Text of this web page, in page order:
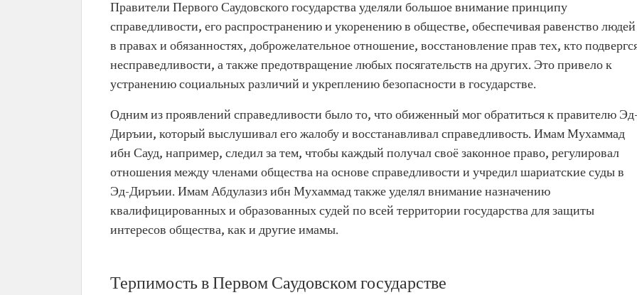
Правители Первого Саудовского государства уделяли большое внимание принципу
справедливости, его распространению и укоренению в обществе, обеспечивая равенство людей
в правах и обязанностях, доброжелательное отношение, восстановление прав тех, кто
несправедливости, а также предотвращение любых посягательств на других. Это привело к
устранению социальных различий и укреплению безопасности в государстве.
Одним из проявлений справедливости было то, что обиженный мог обратиться к правителю
Диръии, который выслушивал его жалобу и восстанавливал справедливость. Имам Мухаммад
ибн Сауд, например, следил за тем, чтобы каждый получал своё законное право, регулировал
отношения между членами общества на основе справедливости и учредил шариатские суды в
Эд-Диръии. Имам Абдулазиз ибн Мухаммад также уделял внимание назначению
квалифицированных и образованных судей по всей территории государства для защиты
интересов общества, как и другие имамы.
Терпимость в Первом Саудовском государстве